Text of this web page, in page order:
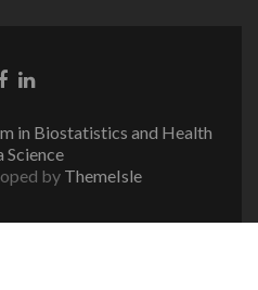
Linkedin
in Biostatistics and Health
Science
by ThemeIsle